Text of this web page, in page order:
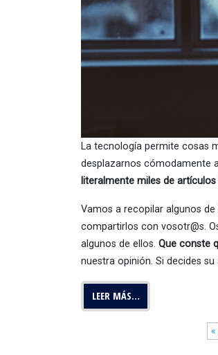
La tecnología permite cosas
desplazarnos cómodamente
literalmente miles de
Vamos a recopilar algunos
compartirlos con vosotr@s.
algunos de ellos. Que conste
nuestra opinión. Si decides
LEER MÁS…